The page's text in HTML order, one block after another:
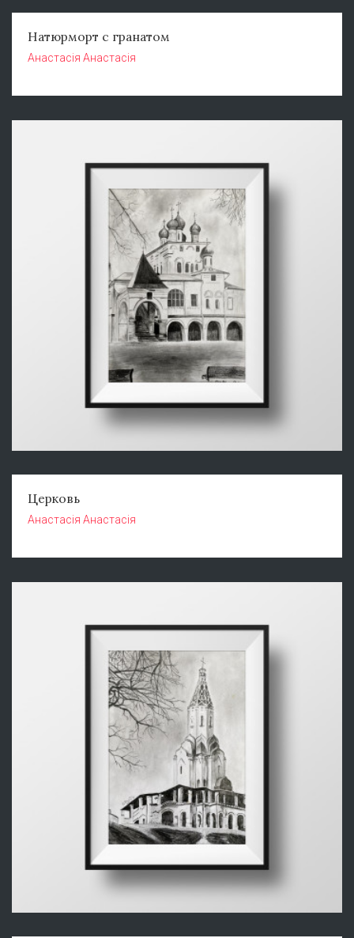
Натюрморт с гранатом
Анастасія Анастасія
Церковь
Анастасія Анастасія